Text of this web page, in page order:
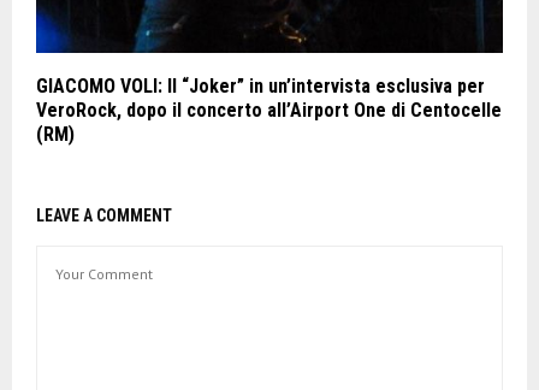
GIACOMO VOLI: Il “Joker” in un’intervista esclusiva per
VeroRock, dopo il concerto all’Airport One di Centocelle
(RM)
LEAVE A COMMENT